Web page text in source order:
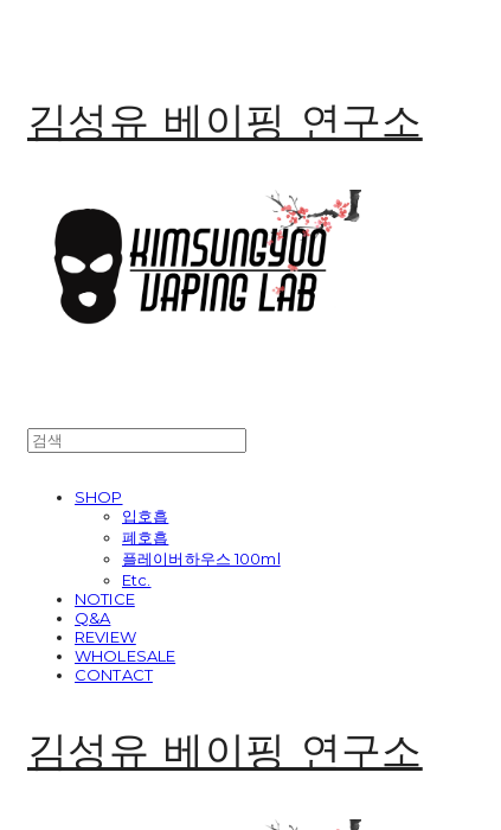
김성유 베이핑 연구소
SHOP
입호흡
폐호흡
플레이버하우스 100ml
Etc.
NOTICE
Q&A
REVIEW
WHOLESALE
CONTACT
김성유 베이핑 연구소